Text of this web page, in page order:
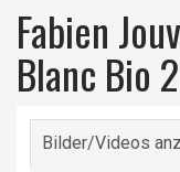
Fabien
Blanc Bio
Bilder/Videos